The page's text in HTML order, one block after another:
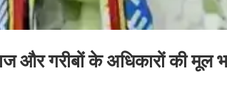
और गरीबों के अधिकारों की मूल